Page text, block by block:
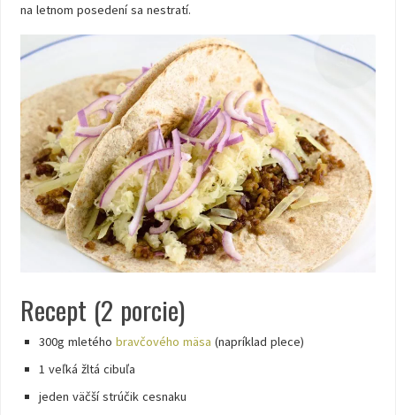
na letnom posedení sa nestratí.
Recept (2 porcie)
300g mletéhobravčového mäsa (napríklad plece)
1 veľká žltá cibuľa
jeden väčší strúčik cesnaku